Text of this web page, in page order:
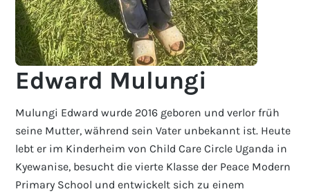
Edward Mulungi
Mulungi Edward wurde 2016 geboren und verlor früh
seine Mutter, während sein Vater unbekannt ist. Heute
lebt er im Kinderheim von Child Care Circle Uganda in
Kyewanise, besucht die vierte Klasse der Peace Modern
Primary School und entwickelt sich zu einem